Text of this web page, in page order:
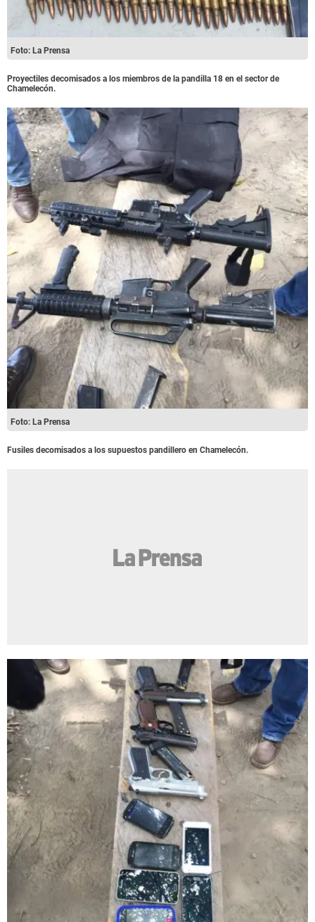
Foto: La Prensa
Proyectiles decomisados a los miembros de la pandilla 18 en el sector de
Chamelecón.
Foto: La Prensa
Fusiles decomisados a los supuestos pandillero en Chamelecón.